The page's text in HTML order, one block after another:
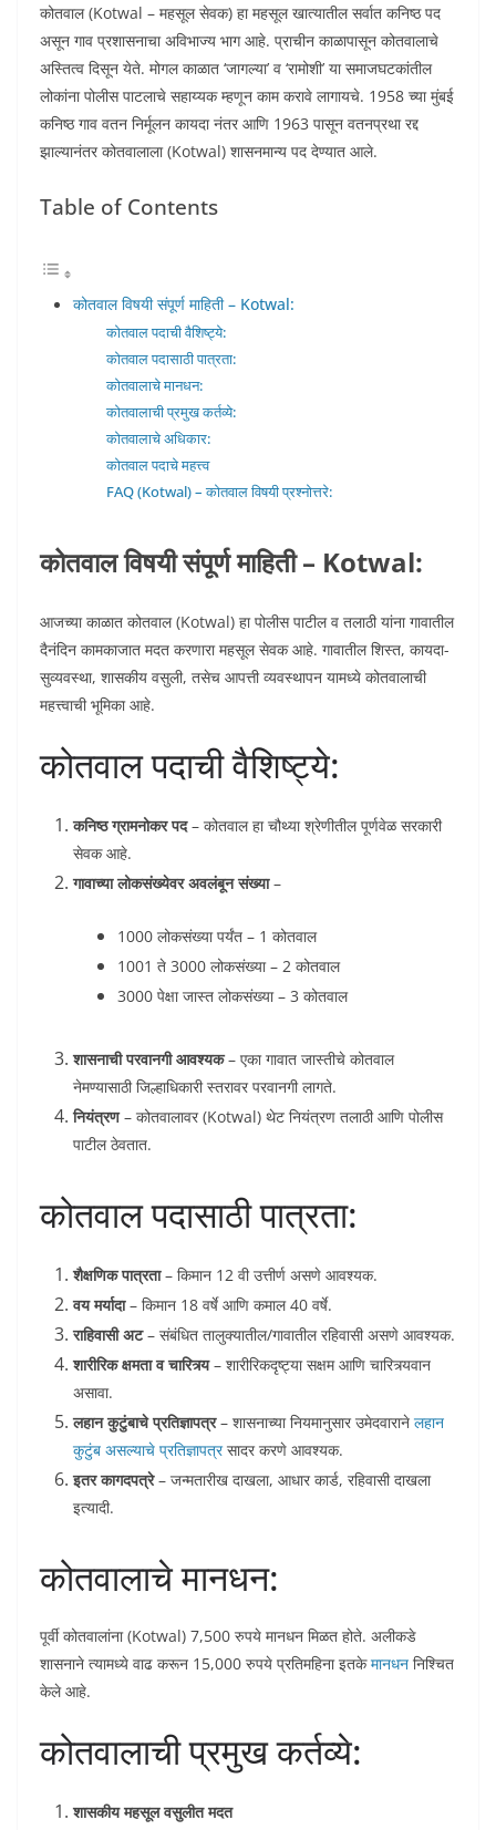
कोतवाल (Kotwal – महसूल सेवक) हा महसूल खात्यातील सर्वात कनिष्ठ पद
असून गाव प्रशासनाचा अविभाज्य भाग आहे. प्राचीन काळापासून कोतवालाचे
अस्तित्व दिसून येते. मोगल काळात ‘जागल्या’ व ‘रामोशी’ या समाजघटकांतील
लोकांना पोलीस पाटलाचे सहाय्यक म्हणून काम करावे लागायचे. 1958 च्या मुंबई
कनिष्ठ गाव वतन निर्मूलन कायदा नंतर आणि 1963 पासून वतनप्रथा रद्द
झाल्यानंतर कोतवालाला (Kotwal) शासनमान्य पद देण्यात आले.
Table of Contents
कोतवाल विषयी संपूर्ण माहिती – Kotwal:
कोतवाल पदाची वैशिष्ट्ये:
कोतवाल पदासाठी पात्रता:
कोतवालाचे मानधन:
कोतवालाची प्रमुख कर्तव्ये:
कोतवालाचे अधिकार:
कोतवाल पदाचे महत्त्व
FAQ (Kotwal) – कोतवाल विषयी प्रश्नोत्तरे:
कोतवाल विषयी संपूर्ण माहिती – Kotwal:
आजच्या काळात कोतवाल (Kotwal) हा पोलीस पाटील व तलाठी यांना गावातील
दैनंदिन कामकाजात मदत करणारा महसूल सेवक आहे. गावातील शिस्त, कायदा-
सुव्यवस्था, शासकीय वसुली, तसेच आपत्ती व्यवस्थापन यामध्ये कोतवालाची
महत्त्वाची भूमिका आहे.
कोतवाल पदाची वैशिष्ट्ये:
कनिष्ठ ग्रामनोकर पद– कोतवाल हा चौथ्या श्रेणीतील पूर्णवेळ सरकारी
सेवक आहे.
गावाच्या लोकसंख्येवर अवलंबून संख्या–
1000 लोकसंख्या पर्यंत – 1 कोतवाल
1001 ते 3000 लोकसंख्या – 2 कोतवाल
3000 पेक्षा जास्त लोकसंख्या – 3 कोतवाल
शासनाची परवानगी आवश्यक– एका गावात जास्तीचे कोतवाल
नेमण्यासाठी जिल्हाधिकारी स्तरावर परवानगी लागते.
नियंत्रण– कोतवालावर (Kotwal) थेट नियंत्रण तलाठी आणि पोलीस
पाटील ठेवतात.
कोतवाल पदासाठी पात्रता:
शैक्षणिक पात्रता– किमान 12 वी उत्तीर्ण असणे आवश्यक.
वय मर्यादा– किमान 18 वर्षे आणि कमाल 40 वर्षे.
राहिवासी अट– संबंधित तालुक्यातील/गावातील रहिवासी असणे आवश्यक.
शारीरिक क्षमता व चारित्र्य– शारीरिकदृष्ट्या सक्षम आणि चारित्र्यवान
असावा.
लहान कुटुंबाचे प्रतिज्ञापत्र– शासनाच्या नियमानुसार उमेदवाराने लहान
कुटुंब असल्याचे प्रतिज्ञापत्रसादर करणे आवश्यक.
इतर कागदपत्रे– जन्मतारीख दाखला, आधार कार्ड, रहिवासी दाखला
इत्यादी.
कोतवालाचे मानधन:
पूर्वी कोतवालांना (Kotwal) 7,500 रुपये मानधन मिळत होते. अलीकडे
शासनाने त्यामध्ये वाढ करून 15,000 रुपये प्रतिमहिना इतकेमानधन निश्चित
केले आहे.
कोतवालाची प्रमुख कर्तव्ये:
शासकीय महसूल वसुलीत मदत